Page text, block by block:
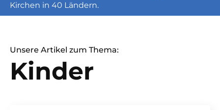
Kirchen in 40 Ländern.
Unsere Artikel zum Thema:
Kinder